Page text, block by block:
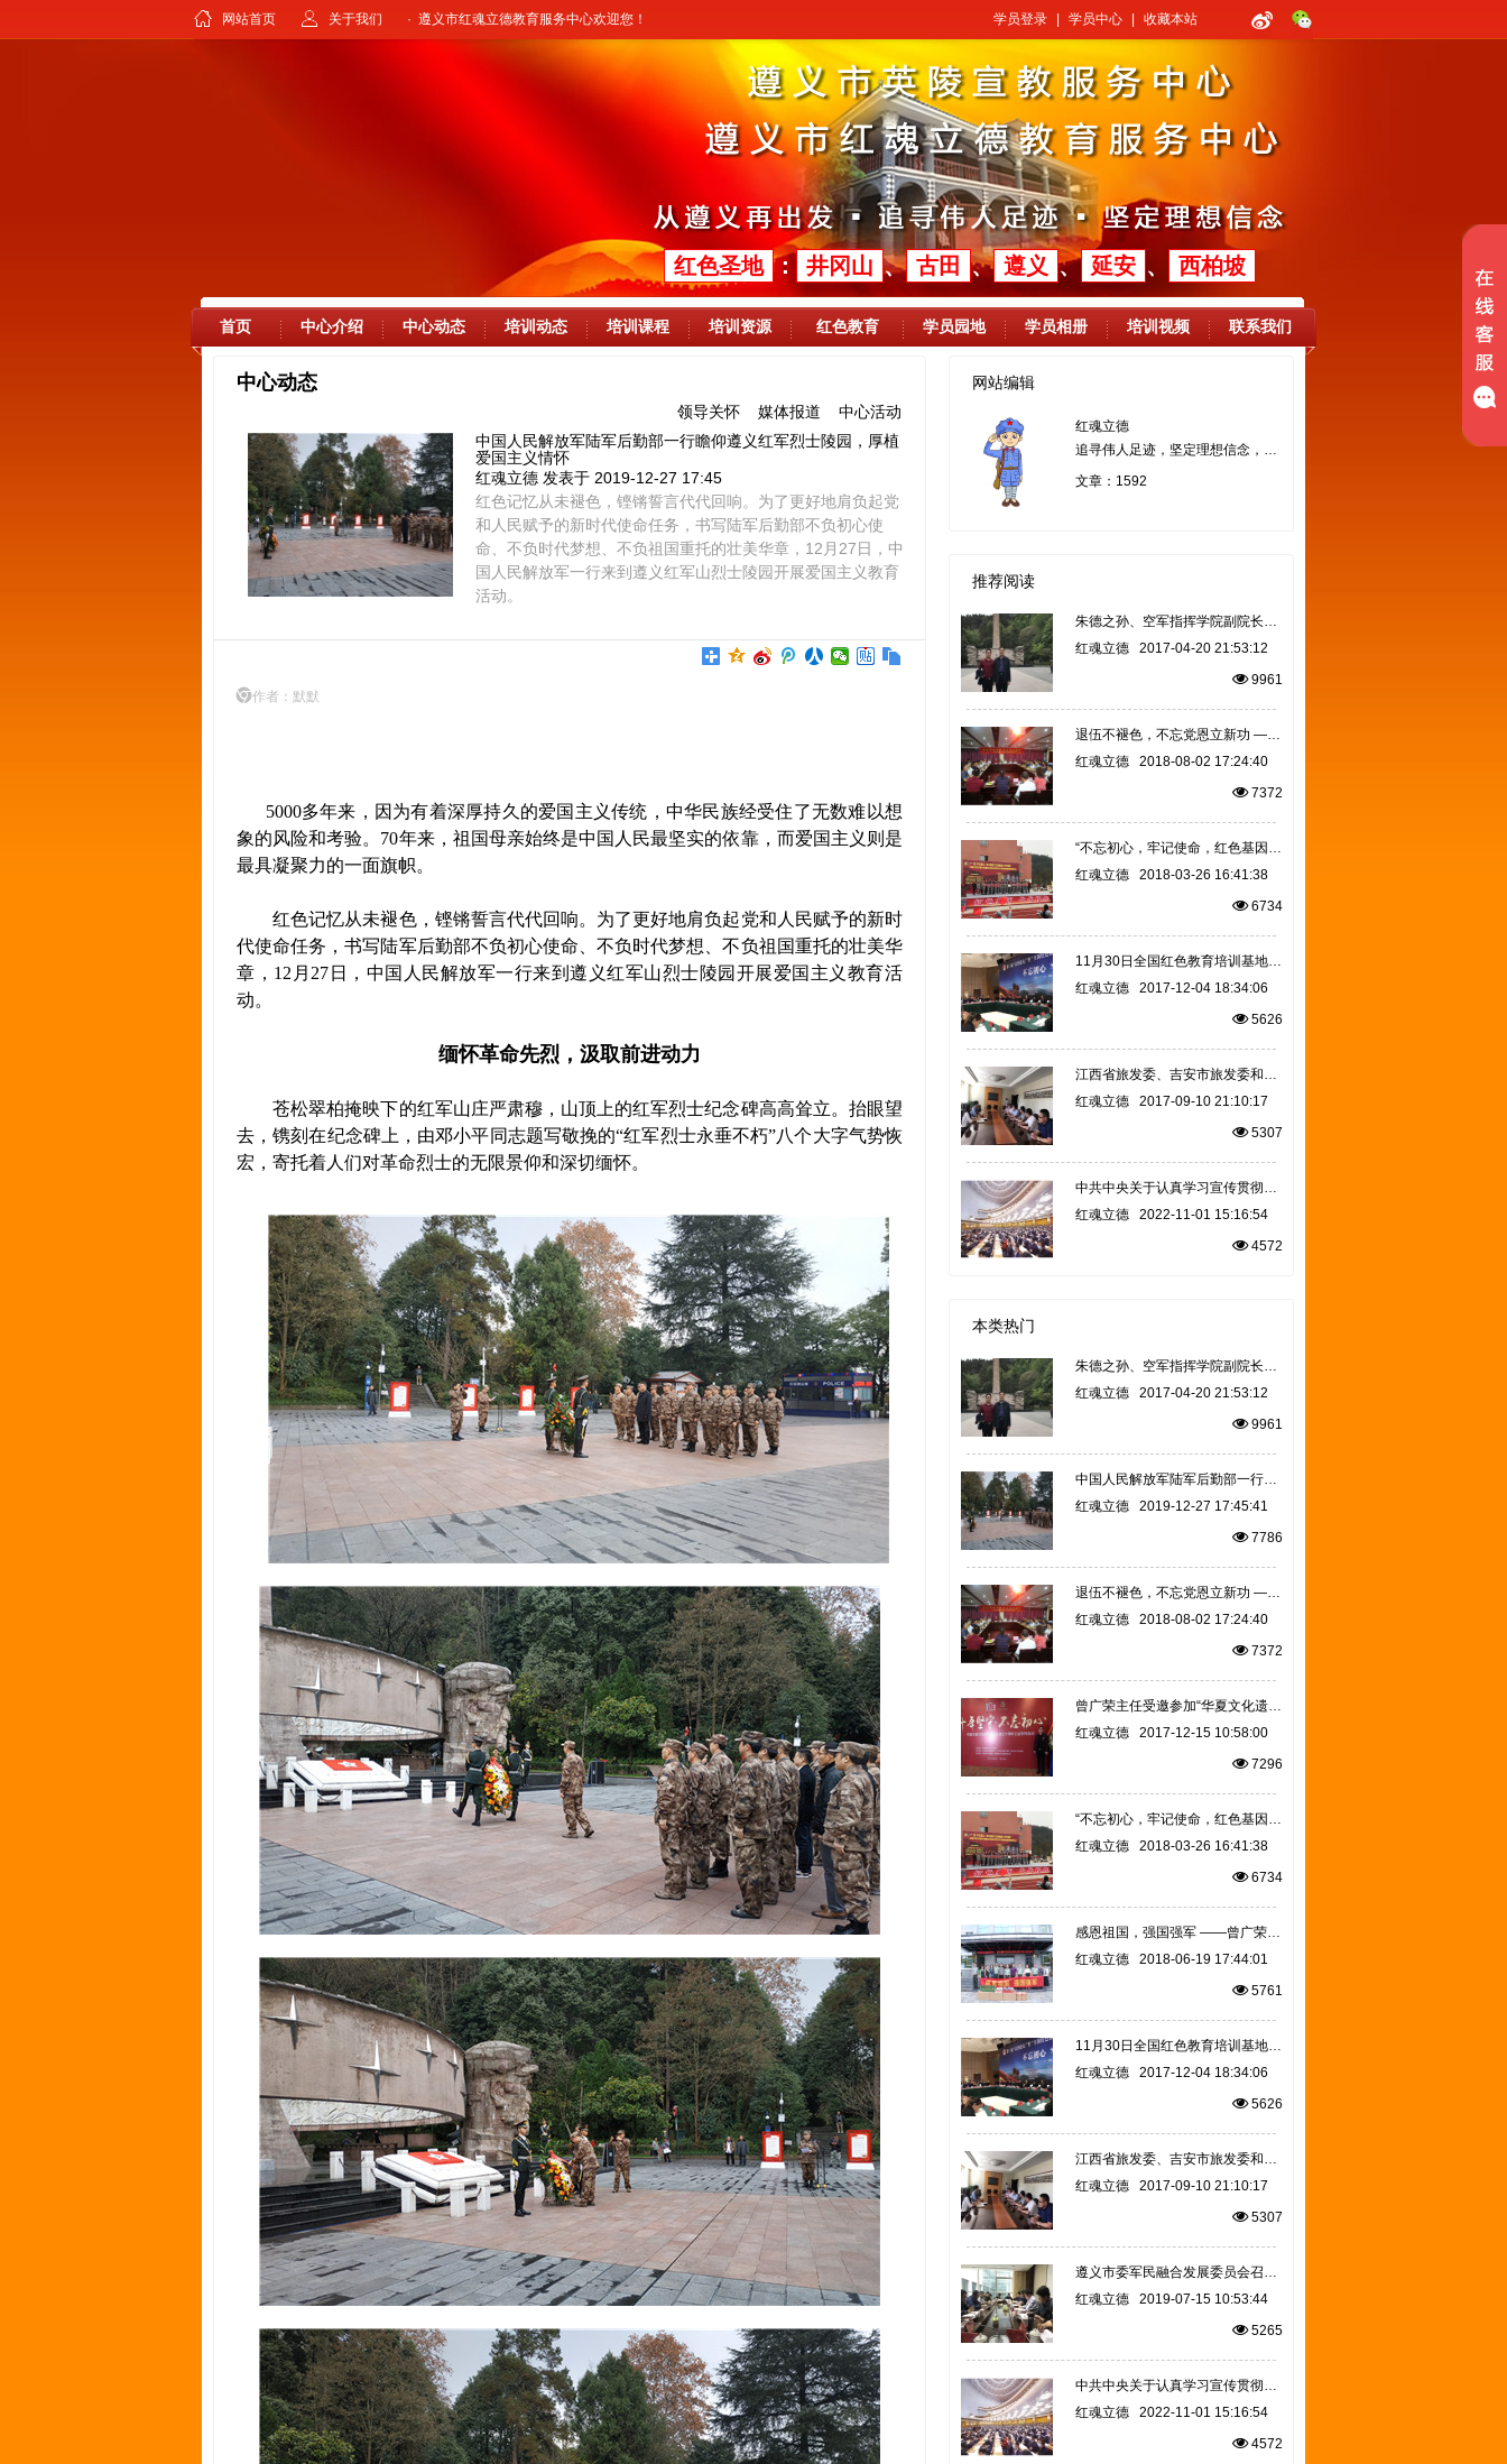
网站首页 关于我们 · 遵义市红魂立德教育服务中心欢迎您！ 学员登录 学员中心 收藏本站
红色圣地 ： 井冈山 、 古田 、 遵义 、 延安 、 西柏坡
首页 中心介绍 中心动态 培训动态 培训课程 培训资源 红色教育 学员园地 学员相册 培训视频 联系我们
中心动态
领导关怀 媒体报道
中心活动
中国人民解放军陆军后勤部一行瞻仰遵义红军烈士陵园，厚植
爱国主义情怀
红魂立德 发表于 2019-12-27 17:45
红色记忆从未褪色，铿锵誓言代代回响。为了更好地肩负起党
和人民赋予的新时代使命任务，书写陆军后勤部不负初心使
命、不负时代梦想、不负祖国重托的壮美华章，12月27日，中
国人民解放军一行来到遵义红军山烈士陵园开展爱国主义教育
活动。
作者：默默
5000多年来，因为有着深厚持久的爱国主义传统，中华民族经受住了无数难以想
象的风险和考验。70年来，祖国母亲始终是中国人民最坚实的依靠，而爱国主义则是
最具凝聚力的一面旗帜。
红色记忆从未褪色，铿锵誓言代代回响。为了更好地肩负起党和人民赋予的新时
代使命任务，书写陆军后勤部不负初心使命、不负时代梦想、不负祖国重托的壮美华
章，12月27日，中国人民解放军一行来到遵义红军山烈士陵园开展爱国主义教育活
动。
缅怀革命先烈，汲取前进动力
苍松翠柏掩映下的红军山庄严肃穆，山顶上的红军烈士纪念碑高高耸立。抬眼望
去，镌刻在纪念碑上，由邓小平同志题写敬挽的“红军烈士永垂不朽”八个大字气势恢
宏，寄托着人们对革命烈士的无限景仰和深切缅怀。
网站编辑
红魂立德
追寻伟人足迹，坚定理想信念，提高执政能力
文章：1592
推荐阅读
朱德之孙、空军指挥学院副院长、少将朱和平，全国红色旅游协调小组办公室副主任胡呈军赴遵义市红魂立德教育
红魂立德 2017-04-20 21:53:12
9961
退伍不褪色，不忘党恩立新功 ——遵义市爱国拥军促进会庆祝建军91周年退伍军人座谈会
红魂立德 2018-08-02 17:24:40
7372
“不忘初心，牢记使命，红色基因，代代相传”——曾广荣主任出席贵州凤冈天桥红军小学授旗授牌感恩捐赠仪式
红魂立德 2018-03-26 16:41:38
6734
11月30日全国红色教育培训基地联盟成立 遵义市红魂立德教育服务中心成为联盟第一批理事单位
红魂立德 2017-12-04 18:34:06
5626
江西省旅发委、吉安市旅发委和中央苏区红色旅游联盟秘书处赴全国红办汇报工作
红魂立德 2017-09-10 21:10:17
5307
中共中央关于认真学习宣传贯彻党的二十大精神的决定 （2022年10月29日）
红魂立德 2022-11-01 15:16:54
4572
本类热门
朱德之孙、空军指挥学院副院长、少将朱和平，全国红色旅游协调小组办公室副主任胡呈军赴遵义市红魂立德教育
红魂立德 2017-04-20 21:53:12
9961
中国人民解放军陆军后勤部一行瞻仰遵义红军烈士陵园，厚植爱国主义情怀
红魂立德 2019-12-27 17:45:41
7786
退伍不褪色，不忘党恩立新功 ——遵义市爱国拥军促进会庆祝建军91周年退伍军人座谈会
红魂立德 2018-08-02 17:24:40
7372
曾广荣主任受邀参加“华夏文化遗产基金会”成立10周年公益活动
红魂立德 2017-12-15 10:58:00
7296
“不忘初心，牢记使命，红色基因，代代相传”——曾广荣主任出席贵州凤冈天桥红军小学授旗授牌感恩捐赠仪式
红魂立德 2018-03-26 16:41:38
6734
感恩祖国，强国强军 ——曾广荣主任慰问遵义军分区官兵
红魂立德 2018-06-19 17:44:01
5761
11月30日全国红色教育培训基地联盟成立 遵义市红魂立德教育服务中心成为联盟第一批理事单位
红魂立德 2017-12-04 18:34:06
5626
江西省旅发委、吉安市旅发委和中央苏区红色旅游联盟秘书处赴全国红办汇报工作
红魂立德 2017-09-10 21:10:17
5307
遵义市委军民融合发展委员会召开市国防教育讲师团座谈会
红魂立德 2019-07-15 10:53:44
5265
中共中央关于认真学习宣传贯彻党的二十大精神的决定 （2022年10月29日）
红魂立德 2022-11-01 15:16:54
4572